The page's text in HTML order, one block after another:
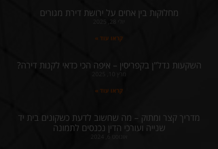
מחלוקות בין אחים על ירושת דירת מגורים
קראו עוד »
השקעות נדל"ן בקפריסין – איפה הכי כדאי לקנות דירה?
קראו עוד »
מדריך קצר ומתוק – מה שחשוב לדעת כשקונים בית יד
שנייה ועורכי הדין נכנסים לתמונה